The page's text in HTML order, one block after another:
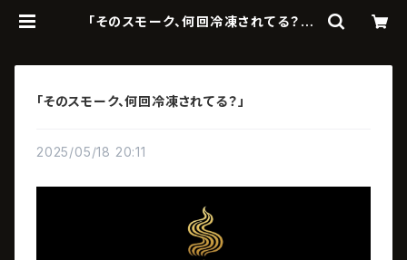
「そのスモーク、何回冷凍されてる？」 |
「そのスモーク、何回冷凍されてる？」
2025/05/18 20:11